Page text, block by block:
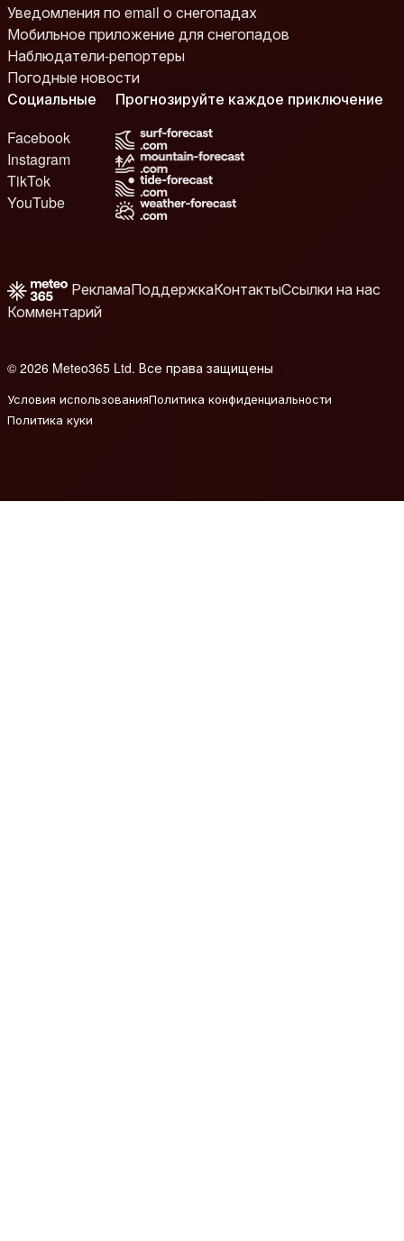
Уведомления по email о снегопадах
Мобильное приложение для снегопадов
Наблюдатели-репортеры
Погодные новости
Социальные
Facebook
Instagram
TikTok
YouTube
Прогнозируйте каждое приключение
РекламаПоддержкаКонтактыСсылки на нас
Комментарий
© 2026 Meteo365 Ltd. Все права защищены
Условия использованияПолитика конфиденциальности
Политика куки